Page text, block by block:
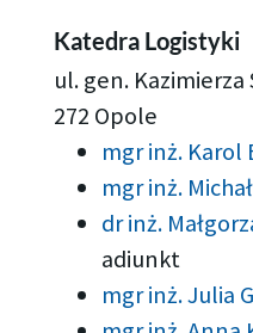
Katedra Logistyki
ul. gen.
272 Opole
mgr inż. Karol
mgr inż.
dr inż.
adiunkt
mgr inż. Julia